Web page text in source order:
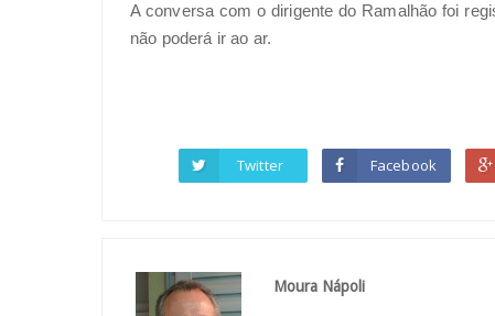
A conversa com o dirigente do Ramalhão foi
não poderá ir ao ar.
Twitter Facebook
Moura Nápoli